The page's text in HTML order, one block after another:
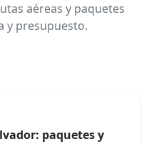
aéreas y paquetes
y presupuesto.
paquetes y